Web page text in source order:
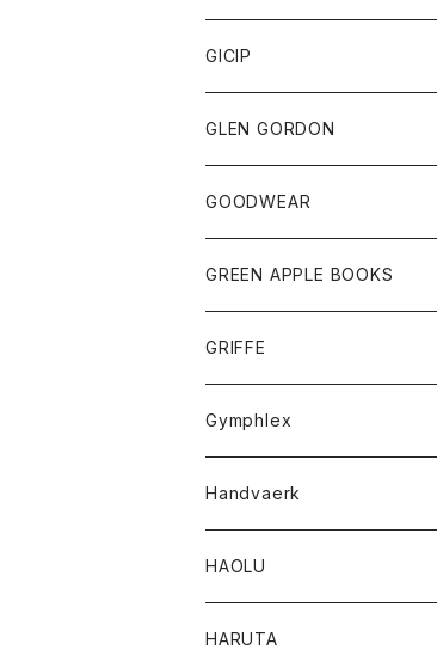
ボトム
パーカー
グッズ
ネクタイ
チーフ
トップス
シャツ
タンクトップ
ボトム
ショートパンツ
スカート
レディース
スカート
Tシャツ
靴
サンダル
GICIP
トップス
Tシャツ
GLEN GORDON
グッズ
手袋
GOODWEAR
トップス
Tシャツ
GREEN APPLE BOOKS
GRIFFE
Gymphlex
アウター
カーディガン
コート
トップス
シャツ
レディース
Handvaerk
トップス
Tシャツ
HAOLU
HARUTA